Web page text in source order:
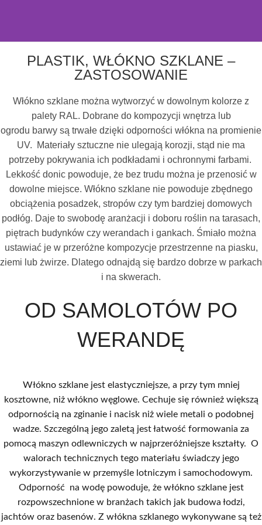
PLASTIK - WŁÓKNO SZKLANE
Włókno szklane (fiberglass), które stosujemy w naszych donicach,
cienkich włókien ze stopionego krzemu w połączeniu z żywicą
poliestrową. W krajach angielskojęzycznych można spotkać się z
określeniem glass reinforced plastic. Chodzi o ten sam materiał.
PLASTIK, WŁÓKNO SZKLANE –
ZASTOSOWANIE
Włókno szklane można wytworzyć w dowolnym kolorze z
palety RAL. Dobrane do kompozycji wnętrza lub
ogrodu barwy są trwałe dzięki odporności włókna na promienie
UV. Materiały sztuczne nie ulegają korozji, stąd nie ma
potrzeby pokrywania ich podkładami i ochronnymi farbami.
Lekkość donic powoduje, że bez trudu można je przenosić w
dowolne miejsce. Włókno szklane nie powoduje zbędnego
obciążenia posadzek, stropów czy tym bardziej domowych
podłóg. Daje to swobodę aranżacji i doboru roślin na tarasach,
piętrach budynków czy werandach i gankach. Śmiało można
ustawiać je w przeróżne kompozycje przestrzenne na piasku,
ziemi lub żwirze. Dlatego odnajdą się bardzo dobrze w parkach
i na skwerach.
OD SAMOLOTÓW PO
WERANDĘ
Włókno szklane jest elastyczniejsze, a przy tym mniej
kosztowne, niż włókno węglowe. Cechuje się również większą
odpornością na zginanie i nacisk niż wiele metali o podobnej
wadze. Szczególną jego zaletą jest łatwość formowania za
pomocą maszyn odlewniczych w najprzeróżniejsze kształty. O
walorach technicznych tego materiału świadczy jego
wykorzystywanie w przemyśle lotniczym i samochodowym.
Odporność na wodę powoduje, że włókno szklane jest
rozpowszechnione w branżach takich jak budowa łodzi,
jachtów oraz basenów. Z włókna szklanego wykonywane są też